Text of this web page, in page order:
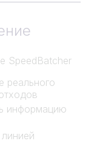
SpeedBatcher
реального
информацию